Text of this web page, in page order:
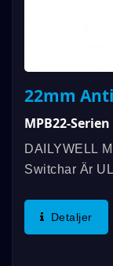
22mm
MPB22-Serien
DAILYWELL
Switchar Är
IP67-
Upp Till 1 000
Detaljer